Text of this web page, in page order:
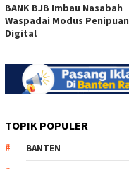
BANK BJB Imbau Nasabah
Waspadai Modus Penipuan
Digital
TOPIK POPULER
BANTEN